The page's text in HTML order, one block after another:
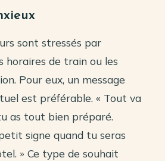
sont stressés par
horaires de train ou les
Pour eux, un message
est préférable. « Tout va
as tout bien préparé.
signe quand tu seras
» Ce type de souhait